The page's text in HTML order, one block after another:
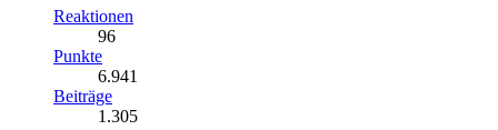
Reaktionen
96
Punkte
6.941
Beiträge
1.305